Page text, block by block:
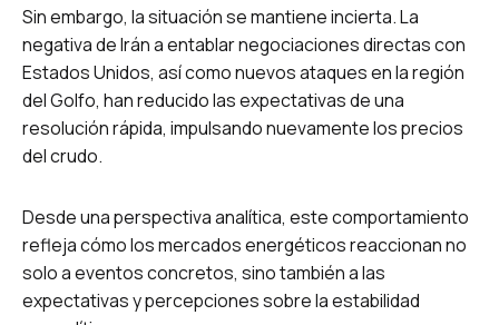
Sin embargo, la situación se mantiene incierta. La
negativa de Irán a entablar negociaciones directas con
Estados Unidos, así como nuevos ataques en la región
del Golfo, han reducido las expectativas de una
resolución rápida, impulsando nuevamente los precios
del crudo.
Desde una perspectiva analítica, este comportamiento
refleja cómo los mercados energéticos reaccionan no
solo a eventos concretos, sino también a las
expectativas y percepciones sobre la estabilidad